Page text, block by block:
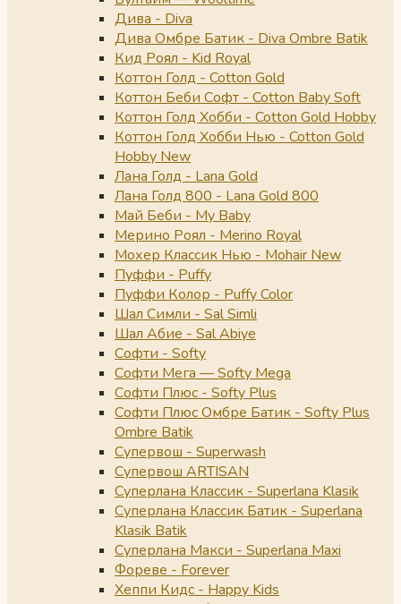
Дива - Diva
Дива Омбре Батик - Diva Ombre Batik
Кид Роял - Kid Royal
Коттон Голд - Cotton Gold
Коттон Беби Софт - Cotton Baby Soft
Коттон Голд Хобби - Cotton Gold Hobby
Коттон Голд Хобби Нью - Cotton Gold
Hobby New
Лана Голд - Lana Gold
Лана Голд 800 - Lana Gold 800
Май Беби - My Baby
Мерино Роял - Merino Royal
Мохер Классик Нью - Mohair New
Пуффи - Puffy
Пуффи Колор - Puffy Color
Шал Симли - Sal Simli
Шал Абие - Sal Abiye
Софти - Softy
Софти Мега — Softy Mega
Софти Плюс - Softy Plus
Софти Плюс Омбре Батик - Softy Plus
Ombre Batik
Супервош - Superwash
Супервош ARTISAN
Суперлана Классик - Superlana Klasik
Суперлана Классик Батик - Superlana
Klasik Batik
Суперлана Макси - Superlana Maxi
Фореве - Forever
Хеппи Кидс - Happy Kids